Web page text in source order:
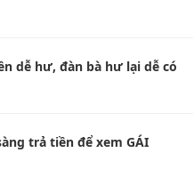
dễ hư, đàn bà hư lại dễ có
trả tiền để xem GÁI